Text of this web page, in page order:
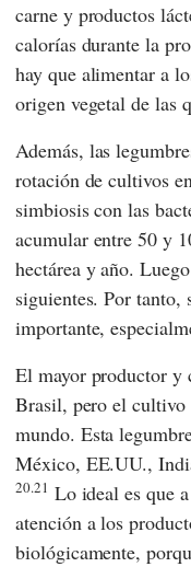
carne y productos
calorías durante la
hay que alimentar a
origen vegetal de las
Además, las
rotación de cultivos
simbiosis con las
acumular entre 50 y
hectárea y año.
siguientes. Por
importante,
El mayor productor y
Brasil, pero el cultivo
mundo. Esta
México, EE.UU.,
20.21 Lo ideal es que
atención a los
biológicamente,